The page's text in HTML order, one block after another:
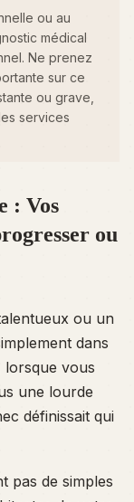
ou au
médical
Ne prenez
sur ce
ou grave,
services
: Vos
ou
ou un
dans
lorsque vous
une lourde
définissait qui
pas de simples